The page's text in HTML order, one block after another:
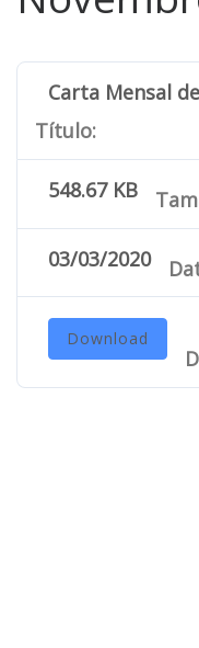
Carta Mensal
Título:
548.67 KB
03/03/2020
Download